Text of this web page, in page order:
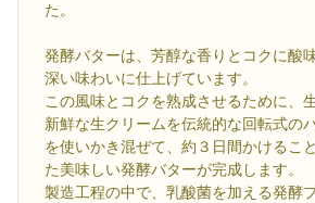
た。
発酵バターは、芳醇な香りとコクに酸
深い味わいに仕上げています。
この風味とコクを熟成させるために、
新鮮な生クリームを伝統的な回転式の
を使いかき混ぜて、約３日間かけるこ
た美味しい発酵バターが完成します。
製造工程の中で、乳酸菌を加える発酵